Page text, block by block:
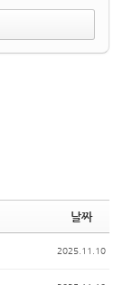
날짜
2025.11.10